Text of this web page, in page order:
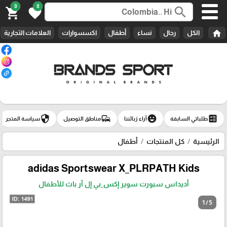
search
0
favorite
0
shopping_cart
home الكل رجال نساء أطفال اكسسوارات العلامات التجارية
ballotطلباتي السابقة emoji_emotionsآراء زبائننا commuteمناطق التوصيل securityسياسة المتجر
الرئيسية كل المنتجات أطفال
adidas Sportswear X_PLRPATH Kids
أديداس سبورت سوير إكس_بي إل آر باث للأطفال
1 / 5